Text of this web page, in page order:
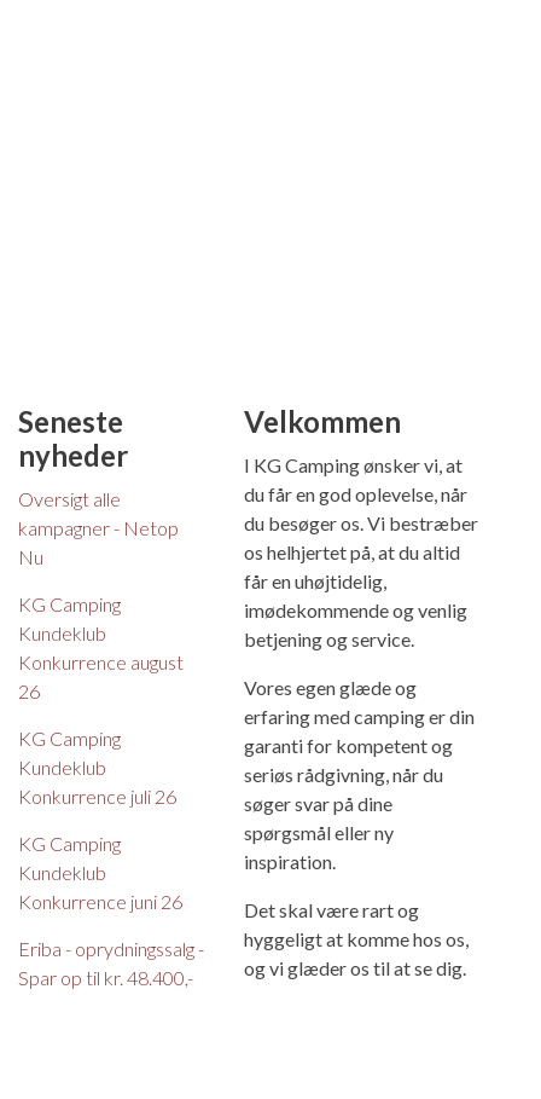
Seneste
nyheder
Oversigt alle
kampagner - Netop
Nu
KG Camping
Kundeklub
Konkurrence august
26
KG Camping
Kundeklub
Konkurrence juli 26
KG Camping
Kundeklub
Konkurrence juni 26
Eriba - oprydningssalg -
Spar op til kr. 48.400,-
Velkommen
I KG Camping ønsker vi, at
du får en god oplevelse, når
du besøger os. Vi bestræber
os helhjertet på, at du altid
får en uhøjtidelig,
imødekommende og venlig
betjening og service.
Vores egen glæde og
erfaring med camping er din
garanti for kompetent og
seriøs rådgivning, når du
søger svar på dine
spørgsmål eller ny
inspiration.
Det skal være rart og
hyggeligt at komme hos os,
og vi glæder os til at se dig.